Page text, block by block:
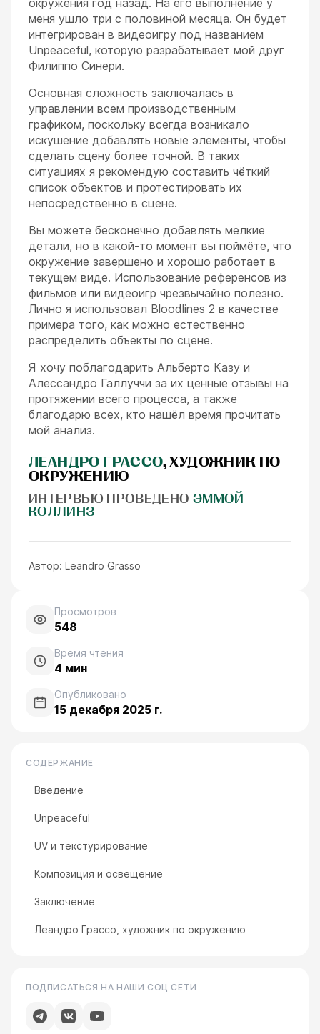
меня ушло три с половиной месяца. Он будет
интегрирован в видеоигру под названием
Unpeaceful, которую разрабатывает мой друг
Филиппо Синери.
Основная сложность заключалась в
управлении всем производственным
графиком, поскольку всегда возникало
искушение добавлять новые элементы, чтобы
сделать сцену более точной. В таких
ситуациях я рекомендую составить чёткий
список объектов и протестировать их
непосредственно в сцене.
Вы можете бесконечно добавлять мелкие
детали, но в какой-то момент вы поймёте, что
окружение завершено и хорошо работает в
текущем виде. Использование референсов из
фильмов или видеоигр чрезвычайно полезно.
Лично я использовал Bloodlines 2 в качестве
примера того, как можно естественно
распределить объекты по сцене.
Я хочу поблагодарить Альберто Казу и
Алессандро Галлуччи за их ценные отзывы на
протяжении всего процесса, а также
благодарю всех, кто нашёл время прочитать
мой анализ.
ЛЕАНДРО ГРАССО, ХУДОЖНИК ПО
ОКРУЖЕНИЮ
ИНТЕРВЬЮ ПРОВЕДЕНО ЭММОЙ
КОЛЛИНЗ
Автор: Leandro Grasso
Просмотров
548
Время чтения
4 мин
Опубликовано
15 декабря 2025 г.
СОДЕРЖАНИЕ
Введение
Unpeaceful
UV и текстурирование
Композиция и освещение
Заключение
Леандро Грассо, художник по окружению
ПОДПИСАТЬСЯ НА НАШИ СОЦ СЕТИ